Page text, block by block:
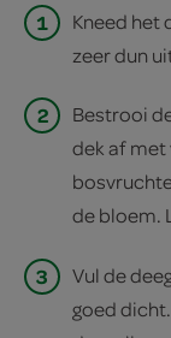
1
Kneed het
zeer dun
2
Bestrooi
dek af met
de bloem.
3
Vul de
goed